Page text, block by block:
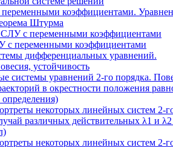
коэффициентами.
Штурма
СЛУ с переменными коэффициентами
с переменными коэффициентами
дифференциальных уравнений.
устойчивость
системы уравнений 2-го порядка.
в окрестности положения
некоторых линейных систем 2-
различных действительных λ1 и
некоторых линейных систем 2-